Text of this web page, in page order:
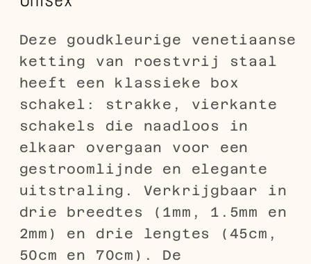
Deze goudkleurige venetiaanse
ketting van roestvrij staal
heeft een klassieke box
schakel: strakke, vierkante
schakels die naadloos in
elkaar overgaan voor een
gestroomlijnde en elegante
uitstraling. Verkrijgbaar in
drie breedtes (1mm, 1.5mm en
2mm) en drie lengtes (45cm,
50cm en 70cm). De